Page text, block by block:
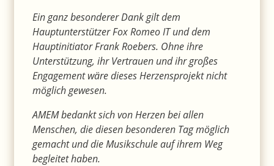
Ein ganz besonderer Dank gilt dem
Hauptunterstützer Fox Romeo IT und dem
Hauptinitiator Frank Roebers. Ohne ihre
Unterstützung, ihr Vertrauen und ihr großes
Engagement wäre dieses Herzensprojekt nicht
möglich gewesen.
AMEM bedankt sich von Herzen bei allen
Menschen, die diesen besonderen Tag möglich
gemacht und die Musikschule auf ihrem Weg
begleitet haben.